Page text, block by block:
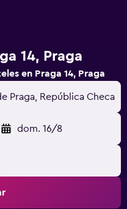
14, Praga
en Praga 14, Praga
Praga, República Checa
dom. 16/8